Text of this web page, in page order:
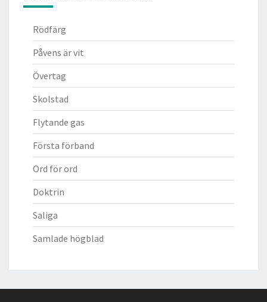
Rödfärg
Påvens är vit
Övertag
Skolstad
Flytande gas
Första förband
Ord för ord
Doktrin
Saliga
Samlade högblad